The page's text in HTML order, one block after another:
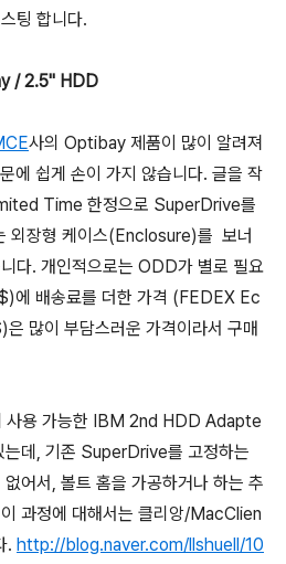
팅 합니다.
/ 2.5" HDD
사의 Optibay 제품이 많이 알려져
에 쉽게 손이 가지 않습니다. 글을 작
Time 한정으로 SuperDrive를
외장형 케이스(Enclosure)를 보너
다. 개인적으로는 ODD가 별로 필요
에 배송료를 더한 가격 (FEDEX Ec
많이 부담스러운 가격이라서 구매
사용 가능한 IBM 2nd HDD Adapte
데, 기존 SuperDrive를 고정하는
어서, 볼트 홈을 가공하거나 하는 추
과정에 대해서는 클리앙/MacClien
. http://blog.naver.com/llshuell/10